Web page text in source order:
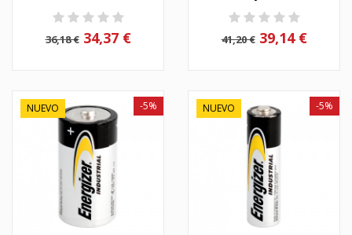
36,18 € 34,37 € 41,20 € 39,14 €
NUEVO -5% NUEVO -5%